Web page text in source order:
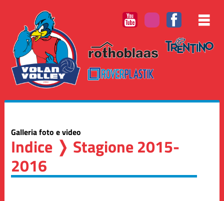
Galleria foto e video
Indice ❭ Stagione 2015-
2016